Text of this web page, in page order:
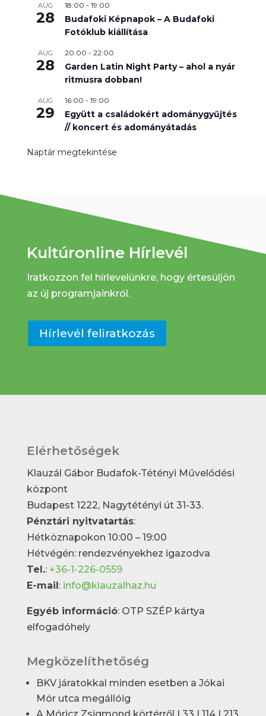
AUG
28
18:00 - 19:00
Budafoki Képnapok – A Budafoki
Fotóklub kiállítása
AUG
28
20:00 - 22:00
Garden Latin Night Party – ahol a nyár
ritmusra dobban!
AUG
29
16:00 - 19:00
Együtt a családokért adománygyűjtés
// koncert és adományátadás
Naptár megtekintése
Kultúronline Hírlevél
Iratkozzon fel hírlevelünkre, hogy értesüljön
az új programjainkról.
Hírlevél feliratkozás
Elérhetőségek
Klauzál Gábor Budafok-Tétényi Művelődési
központ
Budapest 1222, Nagytétényi út 31-33.
Pénztári nyitvatartás:
Hétköznapokon 10:00 – 19:00
Hétvégén: rendezvényekhez igazodva
Tel.: +36-1-226-0559
E-mail : info@klauzalhaz.hu
Egyéb információ: OTP SZÉP kártya
elfogadóhely
Megközelíthetőség
BKV járatokkal minden esetben a Jókai
Mór utca megállóig